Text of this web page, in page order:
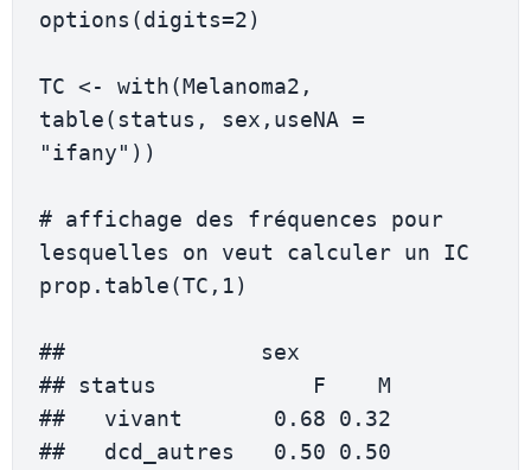
options(digits=2)
TC <- with(Melanoma2,
table(status, sex,useNA =
"ifany"))
# affichage des fréquences pour
lesquelles on veut calculer un IC
prop.table(TC,1)
##               sex
## status            F    M
##   vivant       0.68 0.32
##   dcd_autres   0.50 0.50